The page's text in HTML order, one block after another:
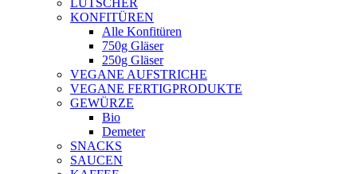
LUTSCHER
KONFITÜREN
Alle Konfitüren
750g Gläser
250g Gläser
VEGANE AUFSTRICHE
VEGANE FERTIGPRODUKTE
GEWÜRZE
Bio
Demeter
SNACKS
SAUCEN